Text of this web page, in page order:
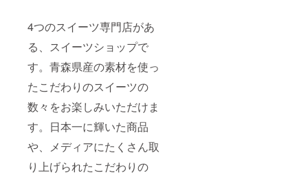
4つのスイーツ専門店があ
る、スイーツショップで
す。青森県産の素材を使っ
たこだわりのスイーツの
数々をお楽しみいただけま
す。日本一に輝いた商品
や、メディアにたくさん取
り上げられたこだわりの